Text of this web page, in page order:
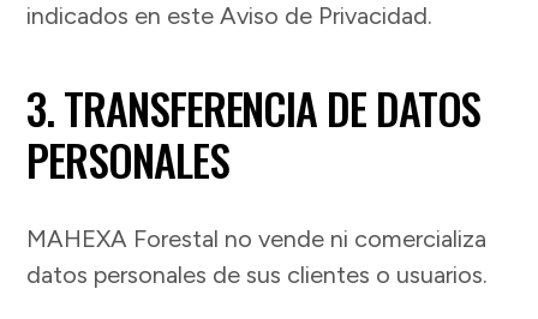
indicados en este Aviso de Privacidad.
3. TRANSFERENCIA DE DATOS
PERSONALES
MAHEXA Forestal no vende ni comercializa
datos personales de sus clientes o usuarios.